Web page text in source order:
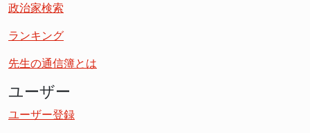
政治家検索
ランキング
先生の通信簿とは
ユーザー
ユーザー登録